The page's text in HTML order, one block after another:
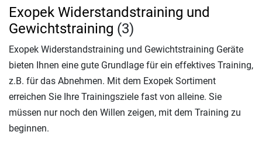
Exopek Widerstandstraining und
Gewichtstraining (3)
Exopek Widerstandstraining und Gewichtstraining Geräte
bieten Ihnen eine gute Grundlage für ein effektives Training,
z.B. für das Abnehmen. Mit dem Exopek Sortiment
erreichen Sie Ihre Trainingsziele fast von alleine. Sie
müssen nur noch den Willen zeigen, mit dem Training zu
beginnen.